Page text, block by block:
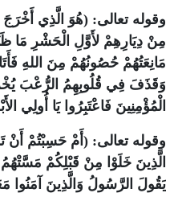
وقوله تعالى: (هُوَ الَّذِي
مِنْ دِيَارِهِمْ لأَوَّلِ الْحَشْرِ مَا
مَانِعَتُهُمْ حُصُونُهُمْ مِنَ اللهِ
وَقَذَفَ فِي قُلُوبِهِمُ الرُّعْبَ
الْمُؤْمِنِينَ فَاعْتَبِرُوا يَا أُولِي
وقوله تعالى: (أَمْ حَسِبْتُمْ أَنْ
الَّذِينَ خَلَوْا مِنْ قَبْلِكُمْ مَسَّتْهُمُ
يَقُولَ الرَّسُولُ وَالَّذِينَ آمَنُوا